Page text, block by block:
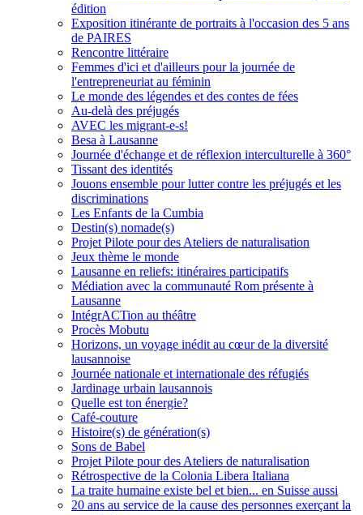
édition
Exposition itinérante de portraits à l'occasion des 5 ans
de PAIRES
Rencontre littéraire
Femmes d'ici et d'ailleurs pour la journée de
l'entrepreneuriat au féminin
Le monde des légendes et des contes de fées
Au-delà des préjugés
AVEC les migrant-e-s!
Besa à Lausanne
Journée d'échange et de réflexion interculturelle à 360°
Tissant des identités
Jouons ensemble pour lutter contre les préjugés et les
discriminations
Les Enfants de la Cumbia
Destin(s) nomade(s)
Projet Pilote pour des Ateliers de naturalisation
Jeux thème le monde
Lausanne en reliefs: itinéraires participatifs
Médiation avec la communauté Rom présente à
Lausanne
IntégrACTion au théâtre
Procès Mobutu
Horizons, un voyage inédit au cœur de la diversité
lausannoise
Journée nationale et internationale des réfugiés
Jardinage urbain lausannois
Quelle est ton énergie?
Café-couture
Histoire(s) de génération(s)
Sons de Babel
Projet Pilote pour des Ateliers de naturalisation
Rétrospective de la Colonia Libera Italiana
La traite humaine existe bel et bien... en Suisse aussi
20 ans au service de la cause des personnes exerçant la